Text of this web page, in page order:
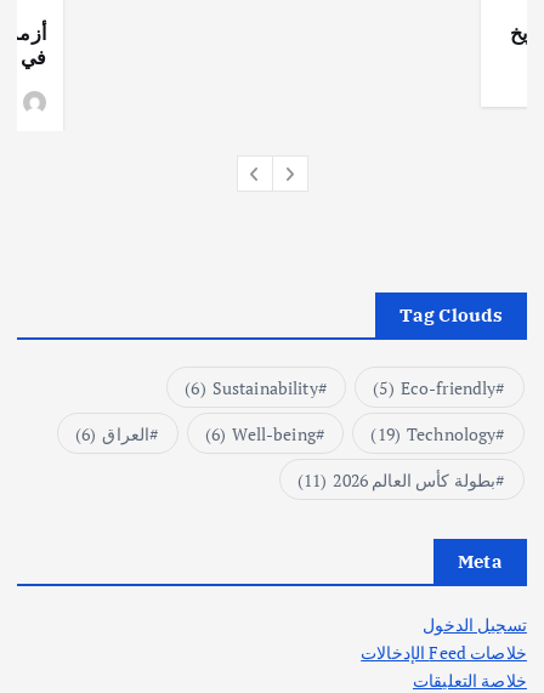
أزمة
في
Tag Clouds
Eco-friendly
(5)
Sustainability
(6)
Technology
(19)
Well-being
(6) العراق (6)
بطولة كأس العالم 2026
(11)
Meta
تسجيل الدخول
خلاصات Feed الإدخالات
خلاصة التعليقات